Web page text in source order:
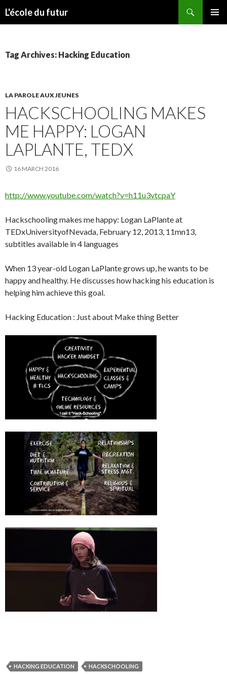
L'école du futur
Tag Archives: Hacking Education
LA PAROLE AUX JEUNES
HACKSCHOOLING MAKES
ME HAPPY: LOGAN
LAPLANTE, TEDX
16 MARCH 2016
http://www.youtube.com/watch?v=h11u3vtcpaY
Hackschooling makes me happy: Logan LaPlante at
TEDxUniversityofNevada, February 12, 2013, 11mn13,
subtitles available in 4 languages
When 13 year-old Logan LaPlante grows up, he wants to be
happy and healthy. He discusses how hacking his education is
helping him achieve this goal.
Hacking Education : Just about Make thing Better
HACKING EDUCATION HACKSCHOOLING